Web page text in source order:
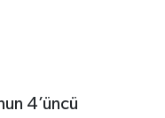
4’üncü